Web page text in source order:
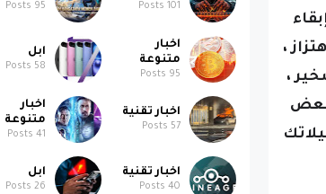
،
،
101
95
اخبار
متنوعة
95
ابل
58
اخبار تقنية
57
اخبار
متنوعة
41
اخبار تقنية
40
ابل
26